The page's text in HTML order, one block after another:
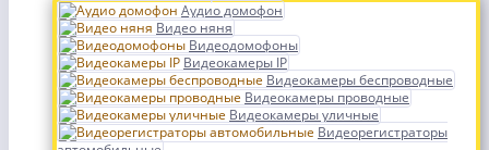
Аудио домофон
Видео няня
Видеодомофоны
Видеокамеры IP
Видеокамеры беспроводные
Видеокамеры проводные
Видеокамеры уличные
Видеорегистраторы